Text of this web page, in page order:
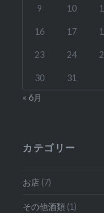
9 10
16 17
23 24
30
31
« 6月
カテゴリー
お店 (7)
その他酒類 (1)